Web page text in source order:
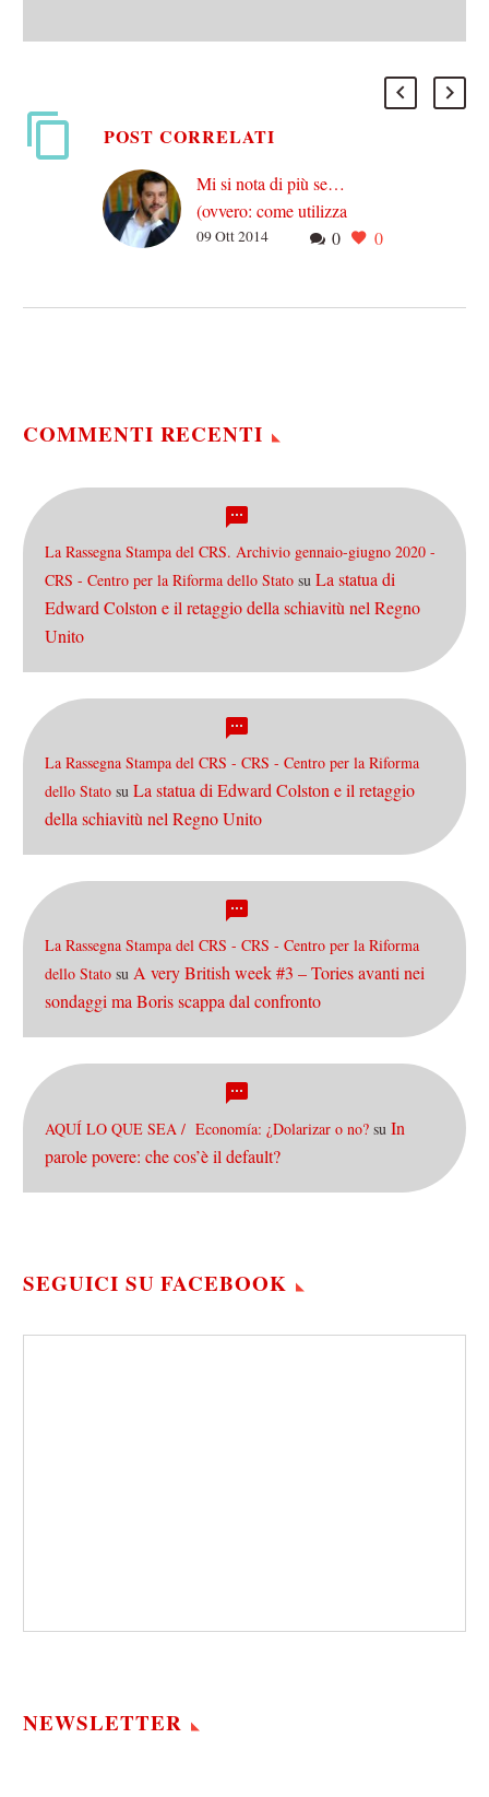
POST CORRELATI
Mi si nota di più se…
(ovvero: come utilizza
Salvini i social network)
0 0
09 Ott 2014
COMMENTI RECENTI
La Rassegna Stampa del CRS. Archivio gennaio-giugno 2020 -
CRS - Centro per la Riforma dello Stato su La statua di
Edward Colston e il retaggio della schiavitù nel Regno
Unito
La Rassegna Stampa del CRS - CRS - Centro per la Riforma
dello Stato su La statua di Edward Colston e il retaggio
della schiavitù nel Regno Unito
La Rassegna Stampa del CRS - CRS - Centro per la Riforma
dello Stato su A very British week #3 – Tories avanti nei
sondaggi ma Boris scappa dal confronto
AQUÍ LO QUE SEA / Economía: ¿Dolarizar o no? su In
parole povere: che cos’è il default?
SEGUICI SU FACEBOOK
NEWSLETTER